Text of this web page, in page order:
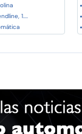
1....